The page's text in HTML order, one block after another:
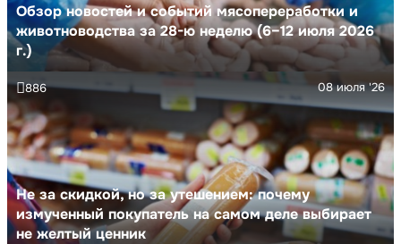
Обзор новостей и событий мясопереработки и
животноводства за 28-ю неделю (6–12 июля 2026
г.)
Не за скидкой, но за утешением: почему
измученный покупатель на самом деле выбирает
не желтый ценник
08 июля '26
886